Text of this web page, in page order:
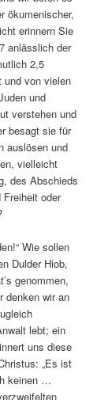
ökumenischer,
erinnern Sie
anlässlich der
2,5
und von vielen
und
verstehen und
besagt sie für
auslösen und
vielleicht
des Abschieds
oder
Wie sollen
Dulder Hiob,
genommen,
denken wir an
lebt; ein
uns diese
„Es ist
keinen …